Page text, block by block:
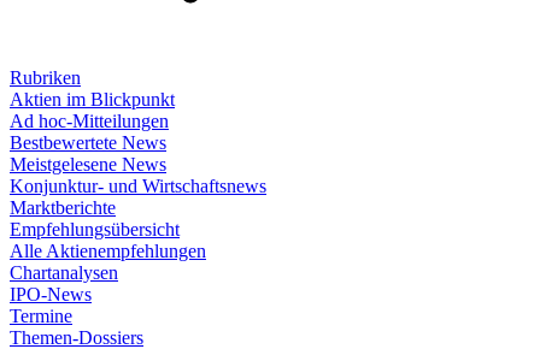
Rubriken
Aktien im Blickpunkt
Ad hoc-Mitteilungen
Bestbewertete News
Meistgelesene News
Konjunktur- und Wirtschaftsnews
Marktberichte
Empfehlungsübersicht
Alle Aktienempfehlungen
Chartanalysen
IPO-News
Termine
Themen-Dossiers